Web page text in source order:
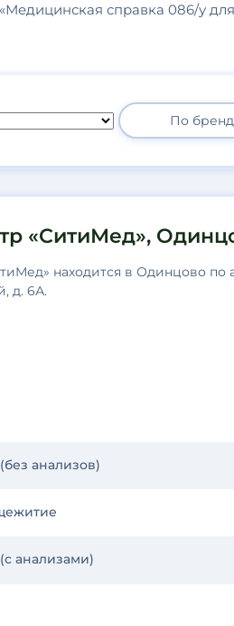
справка 086/у
По
«СитиМед»,
находится в Одинцово по
д. 6А.
анализов)
анализами)